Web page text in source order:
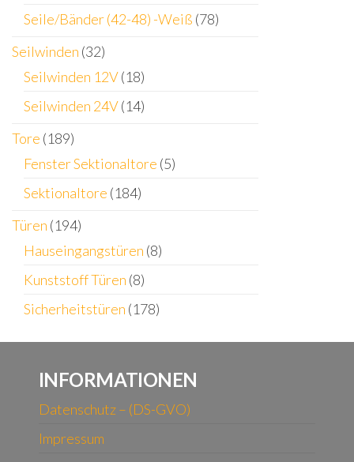
Seile/Bänder (42-48) -Weiß (78)
Seilwinden (32)
Seilwinden 12V(18)
Seilwinden 24V(14)
Tore (189)
Fenster Sektionaltore (5)
Sektionaltore (184)
Türen (194)
Hauseingangstüren (8)
Kunststoff Türen (8)
Sicherheitstüren (178)
INFORMATIONEN
Datenschutz – (DS-GVO)
Impressum